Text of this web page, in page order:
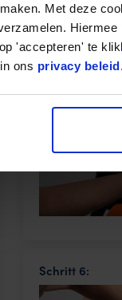
Met deze
'accepteren' te
ons privacy beleid.
Schritt 3:
Schritt 6: